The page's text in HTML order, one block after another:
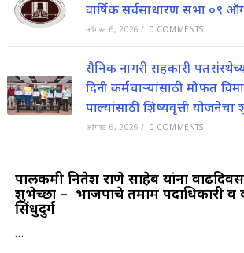
वार्षिक सर्वसाधारण सभा ०९
ऑगस्ट 6, 2026 / 0 COMMENTS
सैनिक नागरी सहकारी
दिनी कर्मचाऱ्यांसाठी मोफत
पाल्यांसाठी शिष्यवृत्ती
ऑगस्ट 6, 2026 / 0 COMMENTS
पालकमंत्री नितेश राणे साहेब यांना
शुभेच्छा – ‌ भाजपाचे तमाम पदाधिकारी व
सिंधुदुर्ग
…